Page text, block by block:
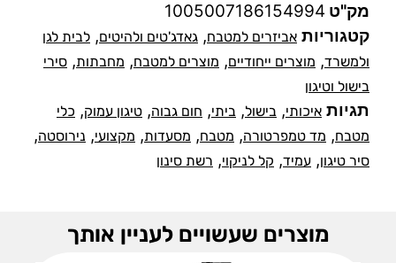
מק"ט 1005007186154994
קטגוריות אביזרים למטבח, גאדג'טים ולהיטים, לבית לגן
ולמשרד, מוצרים ייחודיים, מוצרים למטבח, מחבתות, סירי
בישול וטיגון
תגיות איכותי, בישול, ביתי, חום גבוה, טיגון עמוק, כלי
מטבח, מד טמפרטורה, מטבח, מסעדות, מקצועי, נירוסטה,
סיר טיגון, עמיד, קל לניקוי, רשת סינון
מוצרים שעשויים לעניין אותך